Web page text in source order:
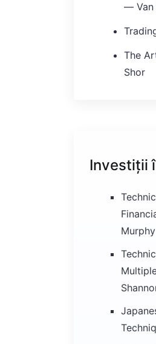
— Van
The
Shor
Investiții
Murphy